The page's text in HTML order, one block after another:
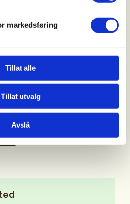
markedsføring
Tillat alle
Tillat utvalg
Avslå
så ønsker vi deg velkommen, vi
som kan hjelpe. Hagleskyting